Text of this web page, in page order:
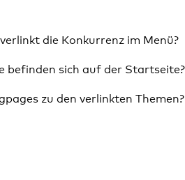
die Konkurrenz im Menü?
befinden sich auf der
zu den verlinkten Themen?